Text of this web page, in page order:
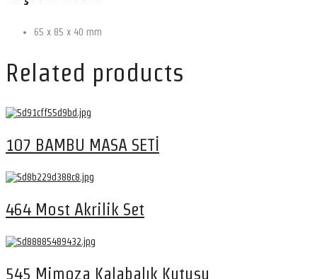
65 x 85 x 40 mm
Related products
107 BAMBU MASA SETİ
464 Most Akrilik Set
545 Mimoza Kalabalık Kutusu